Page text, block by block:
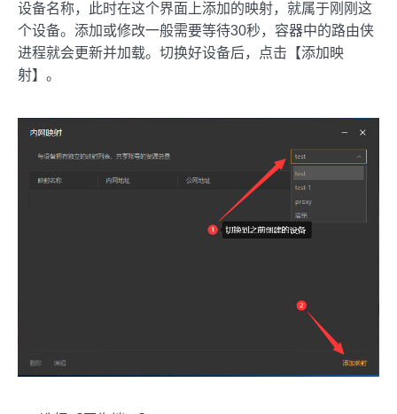
设备名称，此时在这个界面上添加的映射，就属于刚刚这
个设备。添加或修改一般需要等待30秒，容器中的路由侠
进程就会更新并加载。切换好设备后，点击【添加映
射】。